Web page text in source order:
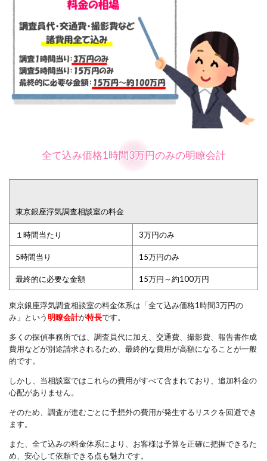
全て込み価格1時間3万円のみの明瞭会計
東京銀座浮気調査相談室の料金
１時間当たり 3万円のみ
5時間当り 15万円のみ
最終的に必要な金額 15万円～約100万円
東京銀座浮気調査相談室の料金体系は「全て込み価格1時間3万円の
み」という明瞭会計が特長です。
多くの探偵事務所では、調査員代に加え、交通費、撮影費、報告書作成
費用などが別途請求されるため、最終的な費用が高額になることが一般
的です。
しかし、当相談室ではこれらの費用がすべて含まれており、追加料金の
心配がありません。
そのため、調査が進むごとに予想外の費用が発生するリスクを回避でき
ます。
また、全て込みの料金体系により、お客様は予算を正確に把握できるた
め、安心して依頼できる点も魅力です。